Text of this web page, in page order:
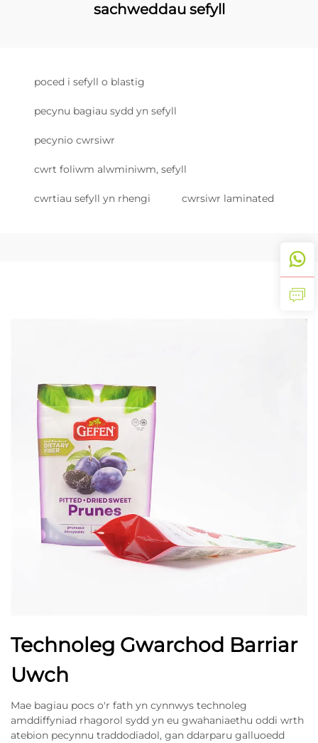
sachweddau sefyll
poced i sefyll o blastig
pecynu bagiau sydd yn sefyll
pecynio cwrsiwr
cwrt foliwm alwminiwm, sefyll
cwrtiau sefyll yn rhengi cwrsiwr laminated
Technoleg Gwarchod Barriar
Uwch
Mae bagiau pocs o'r fath yn cynnwys technoleg
amddiffyniad rhagorol sydd yn eu gwahaniaethu oddi wrth
atebion pecynnu traddodiadol, gan ddarparu galluoedd